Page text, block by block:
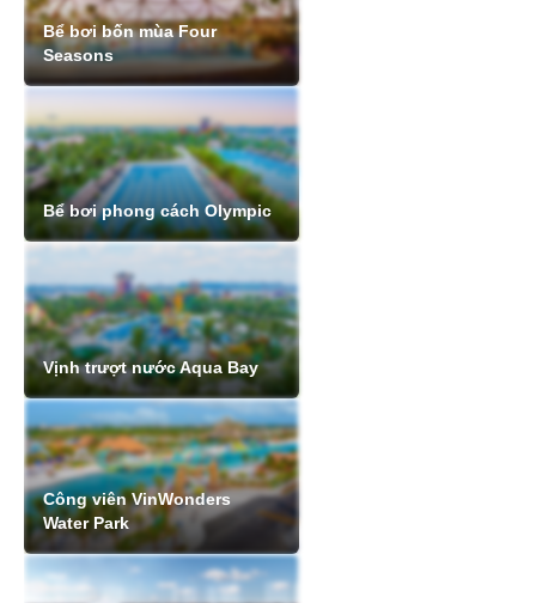
Bể bơi bốn mùa Four
Seasons
Bể bơi phong cách Olympic
Vịnh trượt nước Aqua Bay
Công viên VinWonders
Water Park